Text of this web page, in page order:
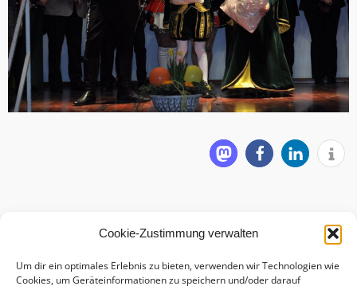
Cookie-Zustimmung verwalten
Um dir ein optimales Erlebnis zu bieten, verwenden wir Technologien wie
Cookies, um Geräteinformationen zu speichern und/oder darauf